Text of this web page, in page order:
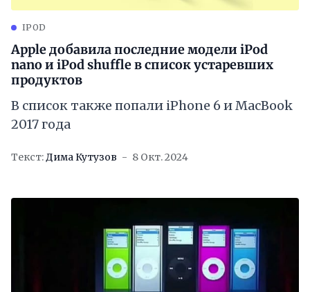
IPOD
Apple добавила последние модели iPod
nano и iPod shuffle в список устаревших
продуктов
В список также попали iPhone 6 и MacBook
2017 года
Текст:Дима Кутузов 8 Окт. 2024